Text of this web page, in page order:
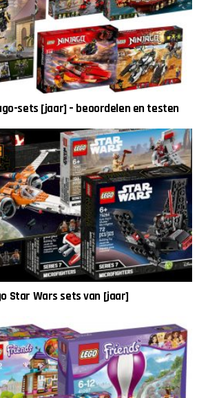
sets [jaar] – beoordelen en testen
Star Wars sets van [jaar]